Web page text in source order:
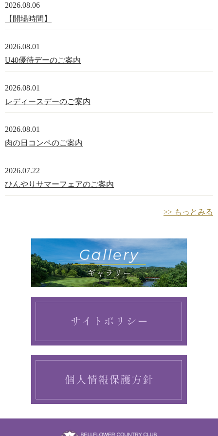
2026.08.06
【開場時間】
2026.08.01
U40優待デーのご案内
2026.08.01
レディースデーのご案内
2026.08.01
肉の日コンペのご案内
2026.07.22
ひんやりサマーフェアのご案内
>> もっとみる